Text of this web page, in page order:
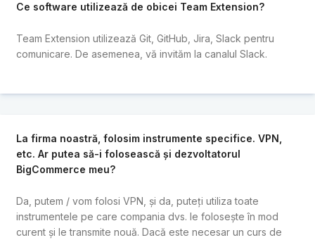
Ce software utilizează de obicei Team Extension?
Team Extension utilizează Git, GitHub, Jira, Slack pentru
comunicare. De asemenea, vă invităm la canalul Slack.
La firma noastră, folosim instrumente specifice. VPN,
etc. Ar putea să-i folosească și dezvoltatorul
BigCommerce meu?
Da, putem / vom folosi VPN, și da, puteți utiliza toate
instrumentele pe care compania dvs. le folosește în mod
curent și le transmite nouă. Dacă este necesar un curs de